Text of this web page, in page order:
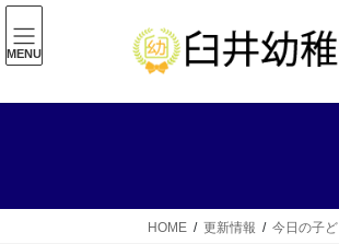
コ
ン
テ
ナ
ビ
ゲ
HOME 更新情報 今日の子
MENU